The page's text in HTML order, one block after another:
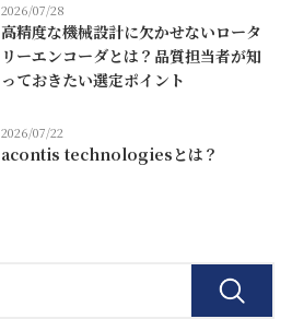
2026/07/28
高精度な機械設計に欠かせないロータ
リーエンコーダとは？品質担当者が知
っておきたい選定ポイント
2026/07/22
acontis technologiesとは？